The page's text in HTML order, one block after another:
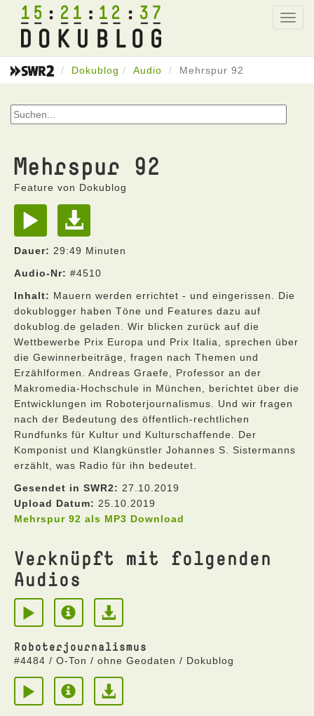
15 21 12 37
Dokublog Audio Mehrspur 92
Mehrspur 92
Feature von Dokublog
Dauer: 29:49 Minuten
Audio-Nr: #4510
Inhalt: Mauern werden errichtet - und eingerissen. Die
dokublogger haben Töne und Features dazu auf
dokublog.de geladen. Wir blicken zurück auf die
Wettbewerbe Prix Europa und Prix Italia, sprechen über
die Gewinnerbeiträge, fragen nach Themen und
Erzählformen. Andreas Graefe, Professor an der
Makromedia-Hochschule in München, berichtet über die
Entwicklungen im Roboterjournalismus. Und wir fragen
nach der Bedeutung des öffentlich-rechtlichen
Rundfunks für Kultur und Kulturschaffende. Der
Komponist und Klangkünstler Johannes S. Sistermanns
erzählt, was Radio für ihn bedeutet.
Gesendet in SWR2: 27.10.2019
Upload Datum: 25.10.2019
Mehrspur 92 als MP3 Download
Verknüpft mit folgenden
Audios
Roboterjournalismus
#4484 / O-Ton / ohne Geodaten / Dokublog